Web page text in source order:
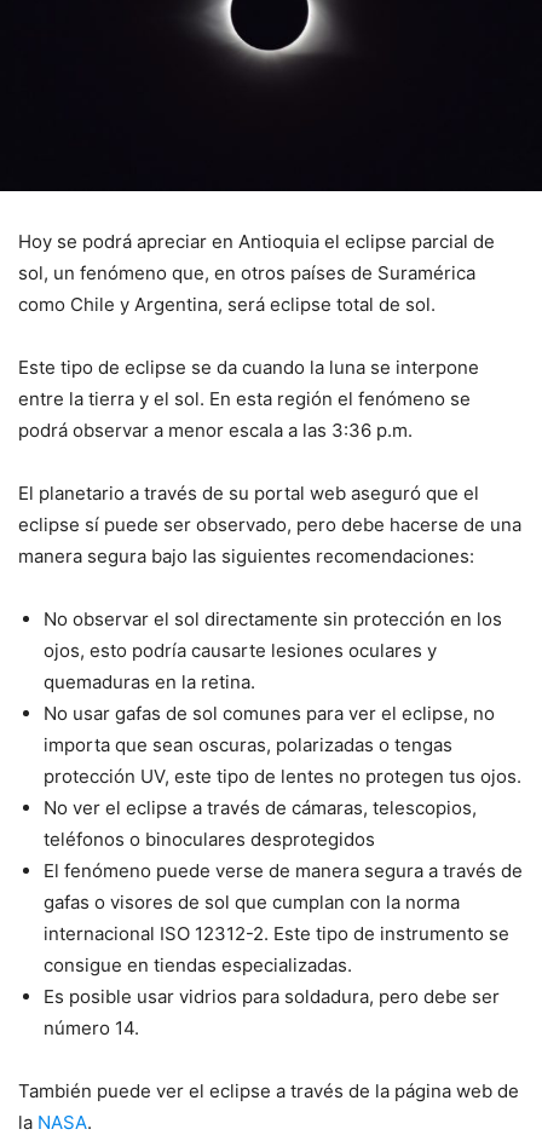
Hoy se podrá apreciar en Antioquia el eclipse parcial de
sol, un fenómeno que, en otros países de Suramérica
como Chile y Argentina, será eclipse total de sol.
Este tipo de eclipse se da cuando la luna se interpone
entre la tierra y el sol. En esta región el fenómeno se
podrá observar a menor escala a las 3:36 p.m.
El planetario a través de su portal web aseguró que el
eclipse sí puede ser observado, pero debe hacerse de una
manera segura bajo las siguientes recomendaciones:
No observar el sol directamente sin protección en los
ojos, esto podría causarte lesiones oculares y
quemaduras en la retina.
No usar gafas de sol comunes para ver el eclipse, no
importa que sean oscuras, polarizadas o tengas
protección UV, este tipo de lentes no protegen tus ojos.
No ver el eclipse a través de cámaras, telescopios,
teléfonos o binoculares desprotegidos
El fenómeno puede verse de manera segura a través de
gafas o visores de sol que cumplan con la norma
internacional ISO 12312-2. Este tipo de instrumento se
consigue en tiendas especializadas.
Es posible usar vidrios para soldadura, pero debe ser
número 14.
También puede ver el eclipse a través de la página web de
la NASA.